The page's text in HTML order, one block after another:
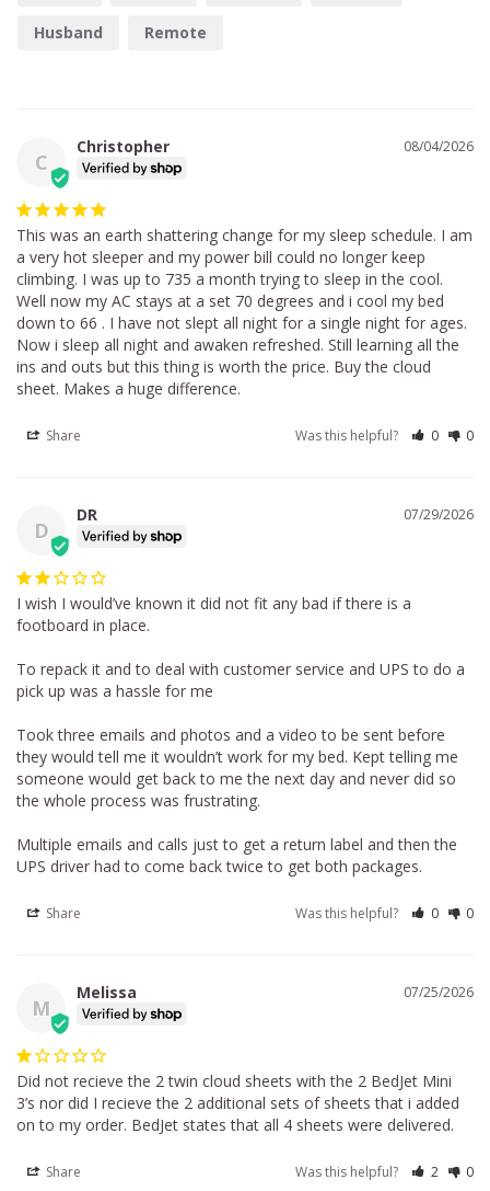
Husband Remote
C
08/04/2026
Christopher
This was an earth shattering change for my sleep schedule. I am
a very hot sleeper and my power bill could no longer keep
climbing. I was up to 735 a month trying to sleep in the cool.
Well now my AC stays at a set 70 degrees and i cool my bed
down to 66 . I have not slept all night for a single night for ages.
Now i sleep all night and awaken refreshed. Still learning all the
ins and outs but this thing is worth the price. Buy the cloud
sheet. Makes a huge difference.
Share Was this helpful? 0 0
D
07/29/2026
DR
I wish I would’ve known it did not fit any bad if there is a
footboard in place.
To repack it and to deal with customer service and UPS to do a
pick up was a hassle for me
Took three emails and photos and a video to be sent before
they would tell me it wouldn’t work for my bed. Kept telling me
someone would get back to me the next day and never did so
the whole process was frustrating.
Multiple emails and calls just to get a return label and then the
UPS driver had to come back twice to get both packages.
Share Was this helpful? 0 0
M
07/25/2026
Melissa
Did not recieve the 2 twin cloud sheets with the 2 BedJet Mini
3’s nor did I recieve the 2 additional sets of sheets that i added
on to my order. BedJet states that all 4 sheets were delivered.
Share Was this helpful? 2 0